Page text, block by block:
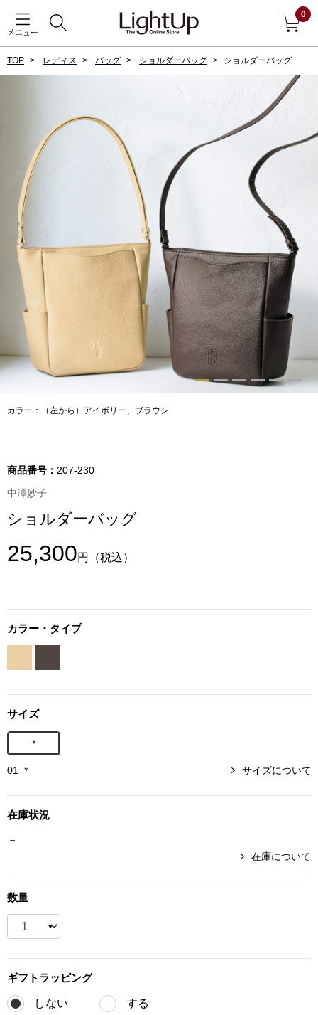
メニュー
0
ダーウェア
BOGARD 最新号はこちら
ランド
戻る
アウター
ジャケット
コート
ブルゾン
その他
トップス
Tシャツ／カッ
パンツ／スラ
デニム
ルーム･アン
TOP レディス バッグ ショルダーバッグ ショルダーバッグ
カラー：（左から）アイボリー、ブラウン
商品番号： 207-230
中澤妙子
ショルダーバッグ
25,300円 （税込）
カラー・タイプ
サイズ
＊
01 ＊ サイズについて
在庫状況
－
在庫について
数量
ギフト ラッピング
しない する